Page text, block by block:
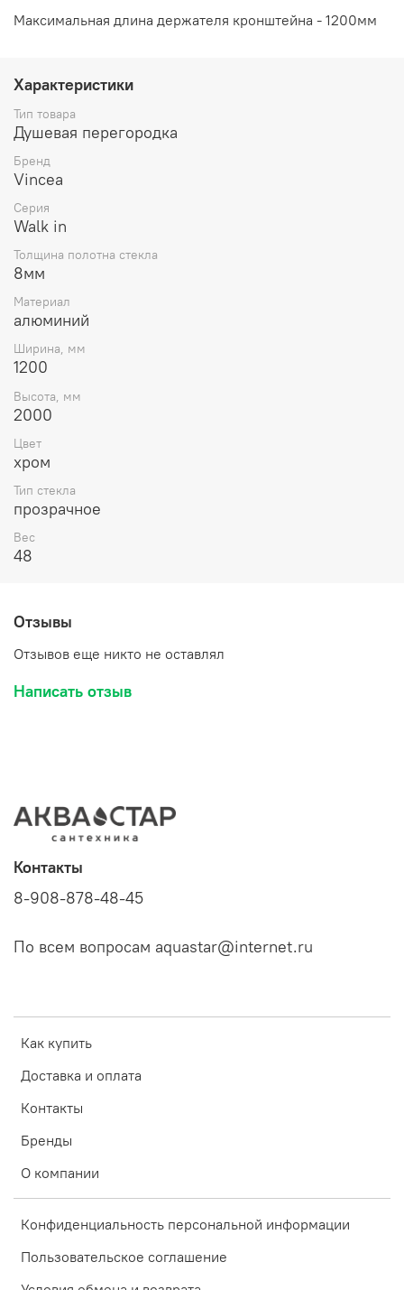
Максимальная длина держателя кронштейна - 1200мм
Характеристики
Тип товара
Душевая перегородка
Бренд
Vincea
Серия
Walk in
Толщина полотна стекла
8мм
Материал
алюминий
Ширина, мм
1200
Высота, мм
2000
Цвет
хром
Тип стекла
прозрачное
Вес
48
Отзывы
Отзывов еще никто не оставлял
Написать отзыв
Как купить
Доставка и оплата
Контакты
Бренды
О компании
Конфиденциальность персональной информации
Пользовательское соглашение
Контакты
8-908-878-48-45
По всем вопросам aquastar@internet.ru